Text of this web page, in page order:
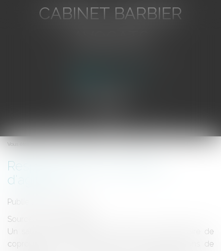
CABINET BARBIER
Ouvrir
le
Vous êtes ici :
Responsabilité du directeur
d'agence
Publié le :
Source :
Un salarié a été engagé en qualité de gestionnaire de
copropriété; il exerçait en dernier lieu les fonctions de